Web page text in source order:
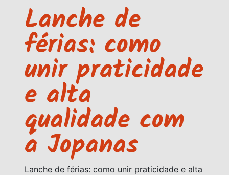
Lanche de
férias: como
unir praticidade
e alta
qualidade com
a Jopanas
Lanche de férias: como unir praticidade e alta